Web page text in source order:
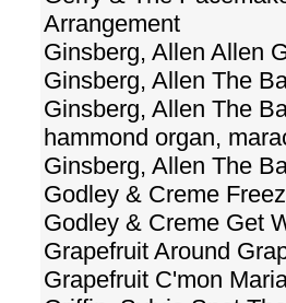
Arrangement
Ginsberg, Allen Allen
Ginsberg, Allen The
Ginsberg, Allen The
hammond organ,
Ginsberg, Allen The
Godley & Creme
Godley & Creme Get
Grapefruit Around
Grapefruit C'mon